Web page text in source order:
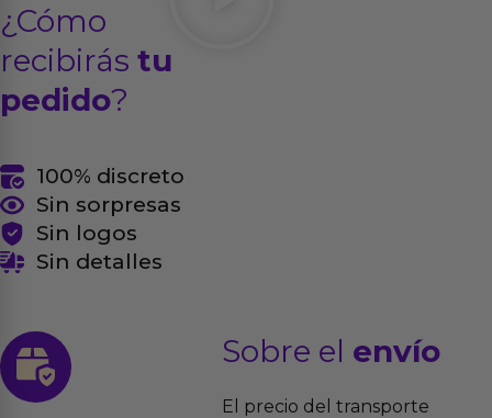
¿Cómo
recibirás tu
pedido?
100% discreto
Sin sorpresas
Sin logos
Sin detalles
Sobre el envío
El precio del transporte